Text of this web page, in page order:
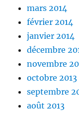
mars 2014
février 2014
janvier 2014
décembre
novembre
octobre 2013
septembre
août 2013